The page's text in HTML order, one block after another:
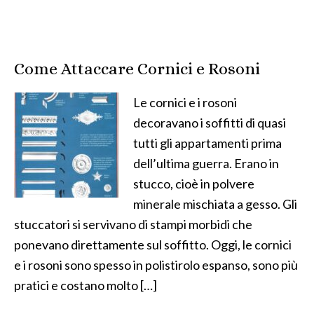
Come Attaccare Cornici e Rosoni
Le cornici e i rosoni
decoravano i soffitti di quasi
tutti gli appartamenti prima
dell’ultima guerra. Erano in
stucco, cioè in polvere
minerale mischiata a gesso. Gli
stuccatori si servivano di stampi morbidi che
ponevano direttamente sul soffitto. Oggi, le cornici
e i rosoni sono spesso in polistirolo espanso, sono più
pratici e costano molto […]